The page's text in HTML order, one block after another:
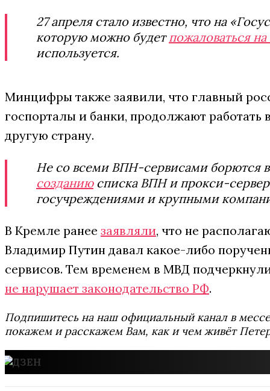
27 апреля стало известно, что на
которую можно будетпожаловаться
используется.
Минцифры также заявили, что главный
госпорталы и банки, продолжают
другую страну.
Не со всеми ВПН-сервисами борются
созданиюсписка ВПН и прокси-
госучреждениями и крупными
В Кремле ранее заявляли, что не
Владимир Путин давал какое-либо
сервисов. Тем временем в МВД
не нарушает законодательство РФ.
Подпишитесь на наш официальный канал в
покажем и расскажем Вам, как и чем живёт